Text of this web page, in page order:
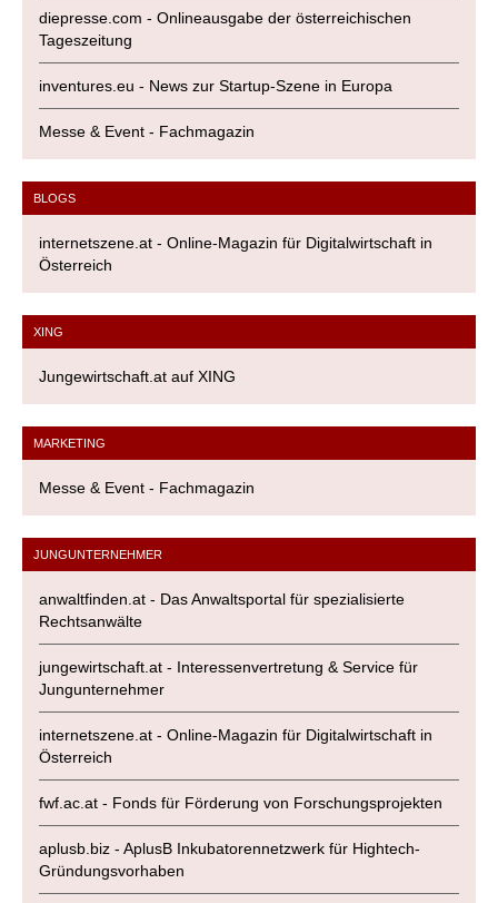
diepresse.com - Onlineausgabe der österreichischen
Tageszeitung
inventures.eu - News zur Startup-Szene in Europa
Messe & Event - Fachmagazin
BLOGS
internetszene.at - Online-Magazin für Digitalwirtschaft in
Österreich
XING
Jungewirtschaft.at auf XING
MARKETING
Messe & Event - Fachmagazin
JUNGUNTERNEHMER
anwaltfinden.at - Das Anwaltsportal für spezialisierte
Rechtsanwälte
jungewirtschaft.at - Interessenvertretung & Service für
Jungunternehmer
internetszene.at - Online-Magazin für Digitalwirtschaft in
Österreich
fwf.ac.at - Fonds für Förderung von Forschungsprojekten
aplusb.biz - AplusB Inkubatorennetzwerk für Hightech-
Gründungsvorhaben